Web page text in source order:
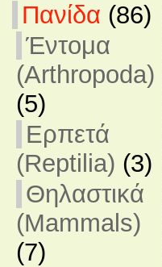
Πανίδα (86)
Έντομα
(Arthropoda)
(5)
Ερπετά
(Reptilia) (3)
Θηλαστικά
(Mammals)
(7)